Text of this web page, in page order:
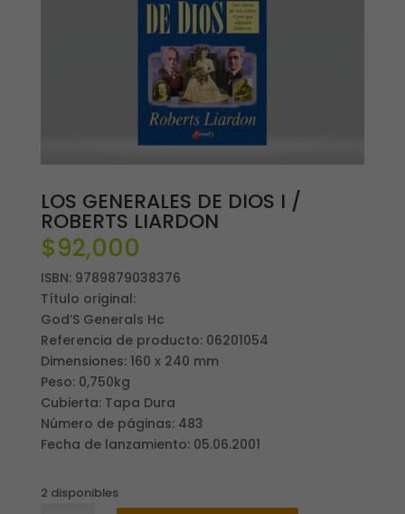
LOS GENERALES DE DIOS I /
ROBERTS LIARDON
$92,000
ISBN: 9789879038376
Título original:
God’S Generals Hc
Referencia de producto: 06201054
Dimensiones: 160 x 240 mm
Peso: 0,750kg
Cubierta: Tapa Dura
Número de páginas: 483
Fecha de lanzamiento: 05.06.2001
2 disponibles